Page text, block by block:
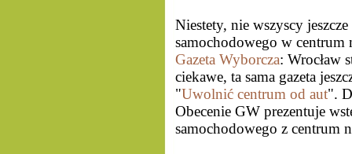
Niestety, nie wszyscy
samochodowego w centrum
Gazeta Wyborcza: Wrocław
ciekawe, ta sama gazeta
"Uwolnić centrum od aut".
Obecenie GW prezentuje
samochodowego z centrum